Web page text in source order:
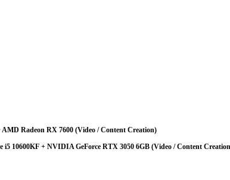
AMD Radeon RX 7600 (Video / Content Creation)
i5 10600KF + NVIDIA GeForce RTX 3050 6GB (Video / Content